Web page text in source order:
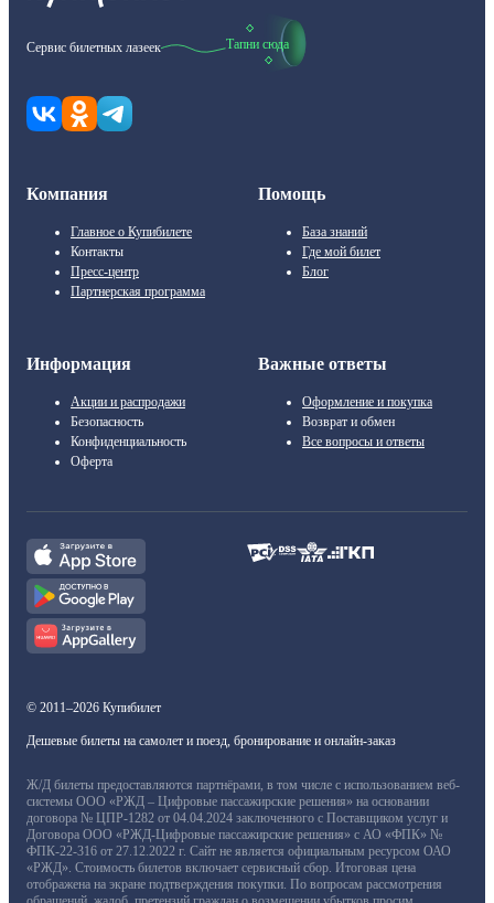
Сервис билетных лазеек Тапни сюда
Компания
Главное о Купибилете
Контакты
Пресс-центр
Партнерская программа
Помощь
База знаний
Где мой билет
Блог
Информация
Акции и распродажи
Безопасность
Конфиденциальность
Оферта
Важные ответы
Оформление и покупка
Возврат и обмен
Все вопросы и ответы
© 2011–2026 Купибилет
Дешевые билеты на самолет и поезд, бронирование и онлайн-заказ
Ж/Д билеты предоставляются партнёрами, в том числе с использованием веб-
системы ООО «РЖД – Цифровые пассажирские решения» на основании
договора № ЦПР-1282 от 04.04.2024 заключенного с Поставщиком услуг и
Договора ООО «РЖД-Цифровые пассажирские решения» с АО «ФПК» №
ФПК-22-316 от 27.12.2022 г. Сайт не является официальным ресурсом ОАО
«РЖД». Стоимость билетов включает сервисный сбор. Итоговая цена
отображена на экране подтверждения покупки. По вопросам рассмотрения